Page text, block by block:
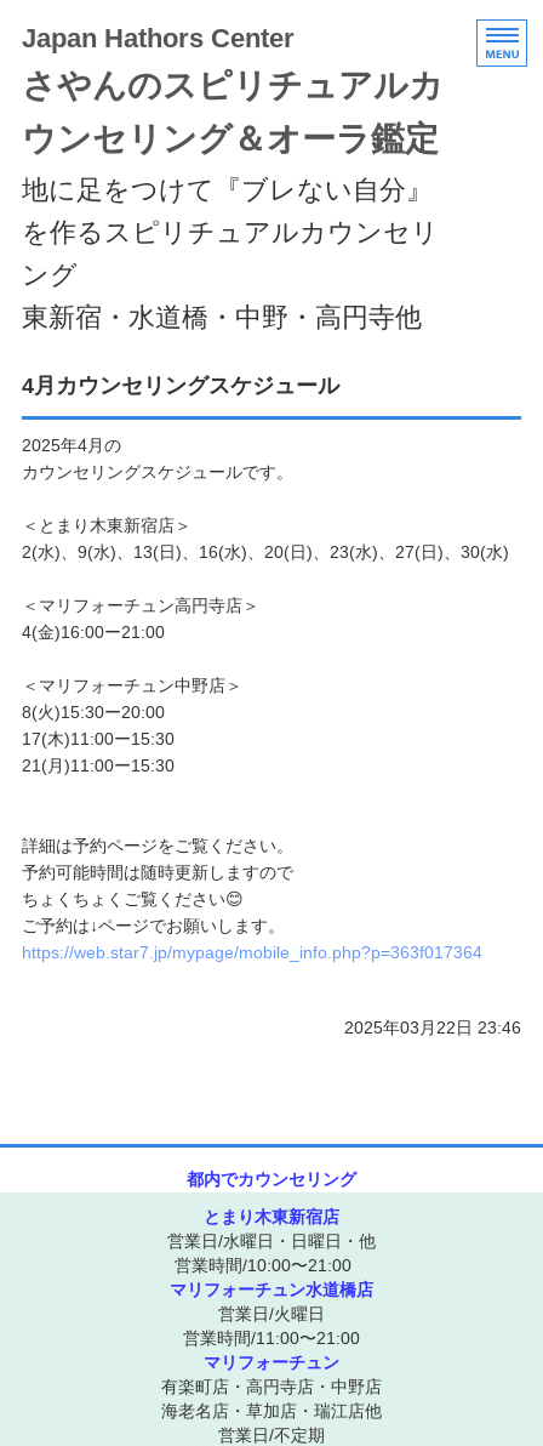
Japan Hathors Center
さやんのスピリチュアルカ
ウンセリング＆オーラ鑑定
地に足をつけて『ブレない自分』
を作るスピリチュアルカウンセリ
ング
東新宿・水道橋・中野・高円寺他
HOME
エキスパートクラス
スケジュール/アクセス
4月カウンセリングスケジュール
2025年4月の
カウンセリングスケジュールです。
＜とまり木東新宿店＞
2(水)、9(水)、13(日)、16(水)、20(日)、23(水)、27(日)、30(水)
＜マリフォーチュン高円寺店＞
4(金)16:00ー21:00
＜マリフォーチュン中野店＞
8(火)15:30ー20:00
17(木)11:00ー15:30
21(月)11:00ー15:30
詳細は予約ページをご覧ください。
予約可能時間は随時更新しますので
ちょくちょくご覧ください😊
ご予約は↓ページでお願いします。
https://web.star7.jp/mypage/mobile_info.php?p=363f017364
2025年03月22日 23:46
都内でカウンセリング
とまり木東新宿店
営業日/水曜日・日曜日・他
営業時間/10:00〜21:00
マリフォーチュン水道橋店
営業日/火曜日
営業時間/11:00〜21:00
マリフォーチュン
有楽町店・高円寺店・中野店
海老名店・草加店・瑞江店他
営業日/不定期